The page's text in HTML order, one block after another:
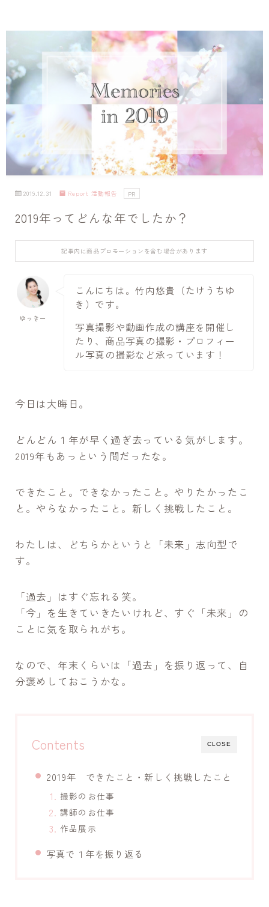
2019.12.31 Report 活動報告 PR
2019年ってどんな年でしたか？
記事内に商品プロモーションを含む場合があります
ゆっきー
こんにちは。竹内悠貴（たけうちゆ
き）です。
写真撮影や動画作成の講座を開催し
たり、商品写真の撮影・プロフィー
ル写真の撮影など承っています！
今日は大晦日。
どんどん１年が早く過ぎ去っている気がします。
2019年もあっという間だったな。
できたこと。できなかったこと。やりたかったこ
と。やらなかったこと。新しく挑戦したこと。
わたしは、どちらかというと「未来」志向型で
す。
「過去」はすぐ忘れる笑。
「今」を生きていきたいけれど、すぐ「未来」の
ことに気を取られがち。
なので、年末くらいは「過去」を振り返って、自
分褒めしておこうかな。
CLOSE
Contents
2019年 できたこと・新しく挑戦したこと
撮影のお仕事
講師のお仕事
作品展示
写真で１年を振り返る